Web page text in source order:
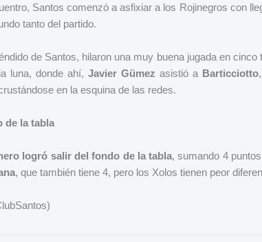
Santos comenzó a asfixiar a los Rojinegros con
tanto del partido.
de Santos, hilaron una muy buena jugada en
luna, donde ahí, Javier Gümez asistió a Barticciotto
en la esquina de las redes.
de la tabla
logró salir del fondo de la tabla, sumando 4
, que también tiene 4, pero los Xolos tienen peor